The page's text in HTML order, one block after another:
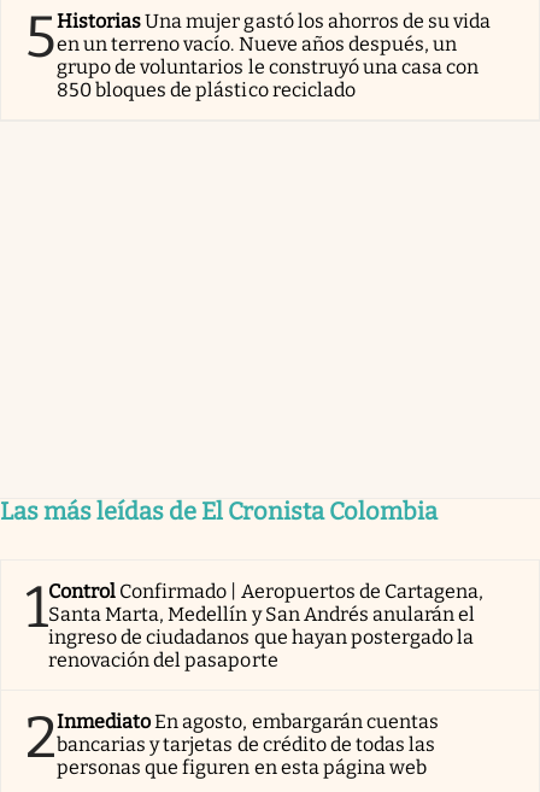
5HistoriasUna mujer gastó los ahorros de su vida
en un terreno vacío. Nueve años después, un
grupo de voluntarios le construyó una casa con
850 bloques de plástico reciclado
Las más leídas de El Cronista Colombia
1Control Confirmado | Aeropuertos de Cartagena,
Santa Marta, Medellín y San Andrés anularán el
ingreso de ciudadanos que hayan postergado la
renovación del pasaporte
2InmediatoEn agosto, embargarán cuentas
bancarias y tarjetas de crédito de todas las
personas que figuren en esta página web